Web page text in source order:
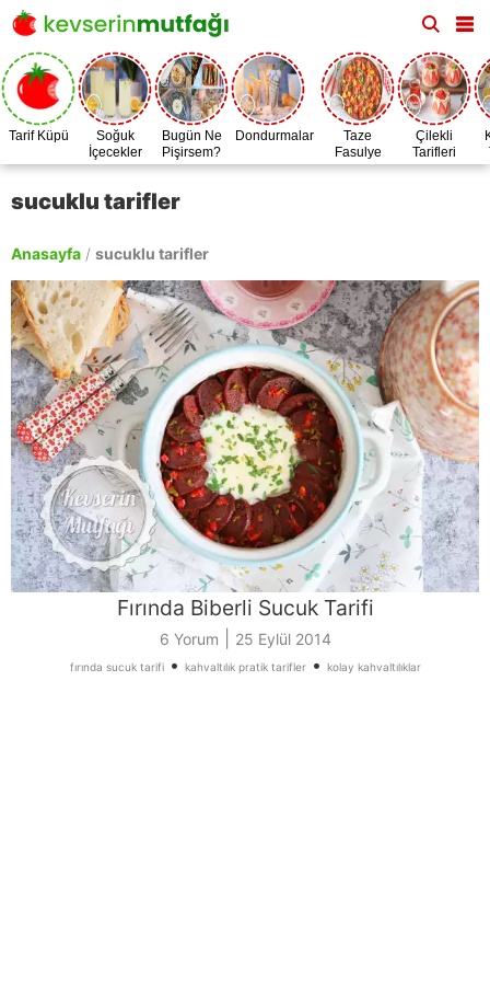
Tarif Küpü
Soğuk
İçecekler
Bugün Ne
Pişirsem?
Dondurmalar
Taze
Fasulye
Zamanı
Çilekli
Tarifleri
sucuklu tarifler
Anasayfa / sucuklu tarifler
Fırında Biberli Sucuk Tarifi
6 Yorum 25 Eylül 2014
fırında sucuk tarifi• kahvaltılık pratik tarifler• kolay kahvaltılıklar